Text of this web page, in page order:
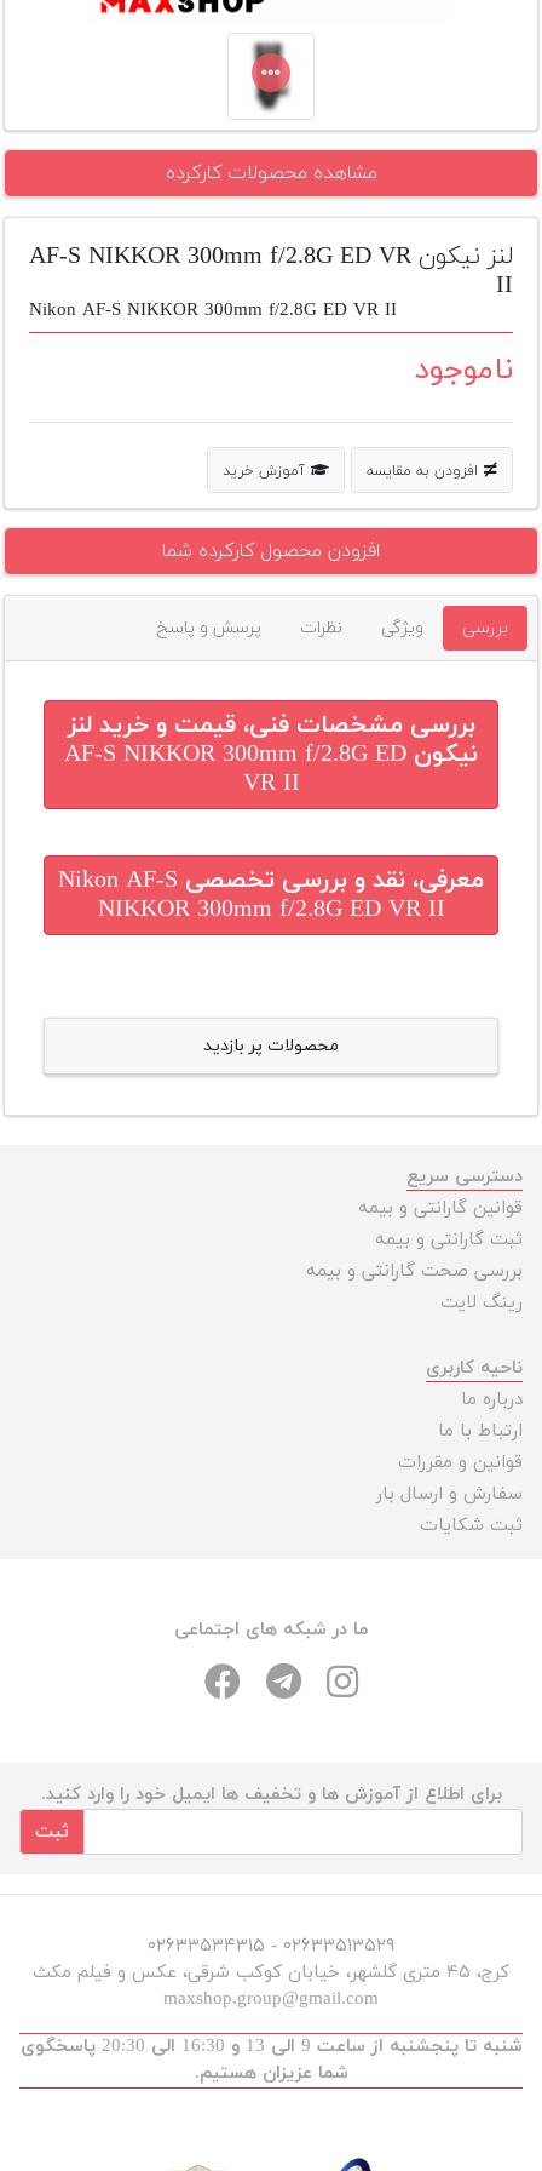
افزودن
دست
دوم
لیست
دوربین
بله
مشاهده محصولات کارکرده
لنز نیکون AF-S NIKKOR 300mm f/2.8G ED VR
II
Nikon AF-S NIKKOR 300mm f/2.8G ED VR II
ناموجود
افزودن به مقایسه آموزش خرید
افزودن محصول کارکرده شما
بررسی ویژگی نظرات پرسش و پاسخ
بررسی مشخصات فنی، قیمت و خریدلنز
نیکون AF-S NIKKOR 300mm f/2.8G ED
VR II
معرفی، نقد و بررسی تخصصی Nikon AF-S
NIKKOR 300mm f/2.8G ED VR II
محصولات پر بازدید
دسترسی سریع
قوانین گارانتی و بیمه
ثبت گارانتی و بیمه
بررسی صحت گارانتی و بیمه
رینگ لایت
ناحیه کاربری
درباره ما
ارتباط با ما
قوانین و مقررات
سفارش و ارسال بار
ثبت شکایات
ما در شبکه های اجتماعی
برای اطلاع از آموزش ها و تخفیف ها ایمیل خود را وارد کنید.
ثبت
۰۲۶۳۳۵۱۳۵۲۹ - ۰۲۶۳۳۵۳۴۳۱۵
کرج، ۴۵ متری گلشهر، خیابان کوکب شرقی، عکس و فیلم مکث
maxshop.group@gmail.com
شنبه تا پنجشنبه از ساعت 9 الی 13 و 16:30 الی 20:30 پاسخگوی
شما عزیزان هستیم.